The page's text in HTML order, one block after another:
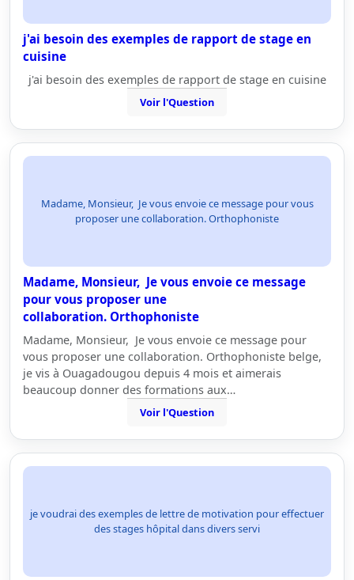
j'ai besoin des exemples de rapport de stage en
cuisine
j'ai besoin des exemples de rapport de stage en cuisine
Voir l'Question
Madame, Monsieur, Je vous envoie ce message pour vous
proposer une collaboration. Orthophoniste
Madame, Monsieur, Je vous envoie ce message
pour vous proposer une
collaboration. Orthophoniste
Madame, Monsieur, Je vous envoie ce message pour
vous proposer une collaboration. Orthophoniste belge,
je vis à Ouagadougou depuis 4 mois et aimerais
beaucoup donner des formations aux…
Voir l'Question
je voudrai des exemples de lettre de motivation pour effectuer
des stages hôpital dans divers servi